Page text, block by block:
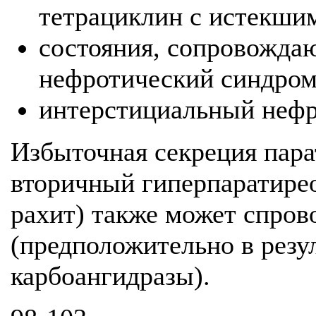
тетрациклин с
состояния,
нефротический
интерстициальный
Избыточная секреция
вторичный
рахит) также может
(предположительно в
карбоангидразы).